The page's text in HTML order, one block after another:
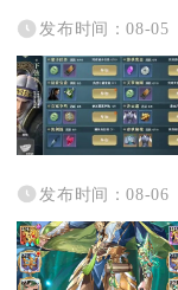
发布时间：08-05
发布时间：08-06